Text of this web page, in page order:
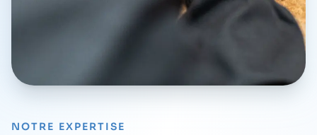
NOTRE EXPERTISE